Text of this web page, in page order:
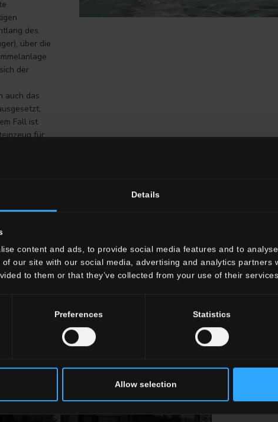
Details
content and ads, to provide social media features and to
our site with our social media, advertising and analytics partners
to them or that they’ve collected from your use of their services.
Preferences Statistics
Allow selection
des
über die
der
auch das
Fall ist
für
ist